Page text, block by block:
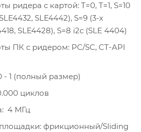
ридера с картой: T=0, T=1, S=10
SLE4442), S=9 (3-х
SLE4428), S=8 i2c (SLE 4404)
ПК c ридером: PC/SC, CT-API
- 1 (полный размер)
циклов
4 МГц
фрикционный/Sliding